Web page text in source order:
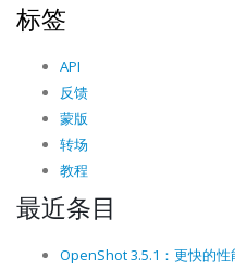
标签
API
反馈
蒙版
转场
教程
最近条目
OpenShot 3.5.1：更快的